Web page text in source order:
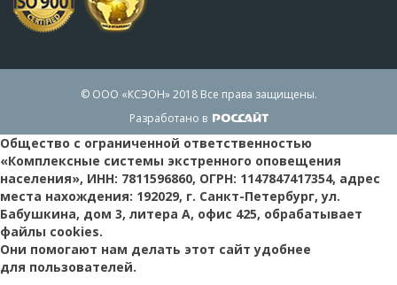
© ООО «КСЭОН» 2018Все права защищены.
Разработано в
Общество с ограниченной ответственностью
«Комплексные системы экстренного оповещения
населения», ИНН: 7811596860, ОГРН: 1147847417354, адрес
места нахождения: 192029, г. Санкт-Петербург, ул.
Бабушкина, дом 3, литера А, офис 425, обрабатывает
файлы cookies.
Они помогают нам делать этот сайт удобнее
для пользователей.